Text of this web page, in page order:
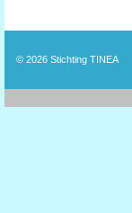
© 2026 Stichting TINEA